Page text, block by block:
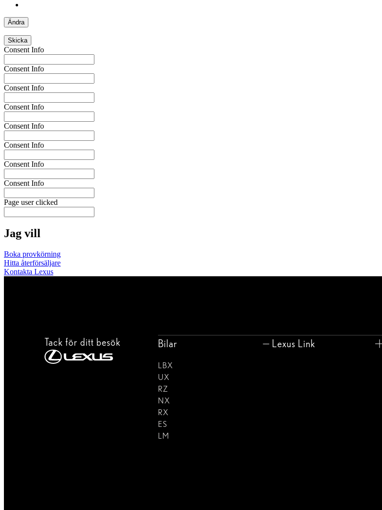
Ändra
Skicka
Consent Info
Consent Info
Consent Info
Consent Info
Consent Info
Consent Info
Consent Info
Consent Info
Page user clicked
Jag vill
Boka provkörning
Hitta återförsäljare
Kontakta Lexus
Tack för ditt besök Bilar
LBX
UX
RZ
NX
RX
ES
LM
Lexus Link